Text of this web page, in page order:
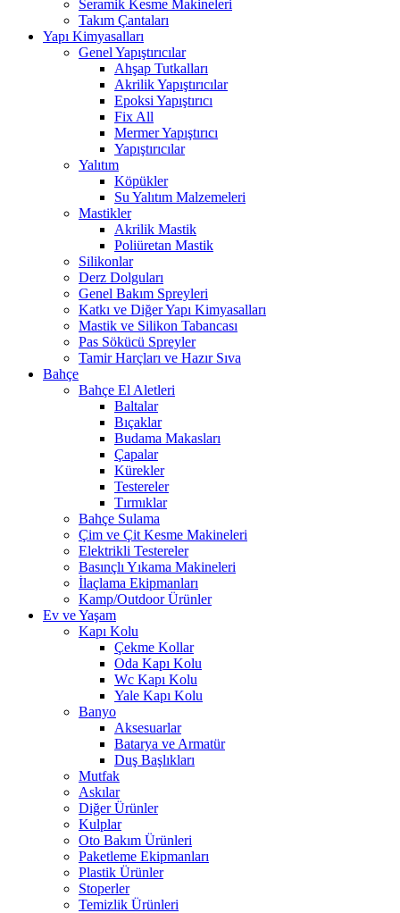
Seramik Kesme Makineleri
Takım Çantaları
Yapı Kimyasalları
Genel Yapıştırıcılar
Ahşap Tutkalları
Akrilik Yapıştırıcılar
Epoksi Yapıştırıcı
Fix All
Mermer Yapıştırıcı
Yapıştırıcılar
Yalıtım
Köpükler
Su Yalıtım Malzemeleri
Mastikler
Akrilik Mastik
Poliüretan Mastik
Silikonlar
Derz Dolguları
Genel Bakım Spreyleri
Katkı ve Diğer Yapı Kimyasalları
Mastik ve Silikon Tabancası
Pas Sökücü Spreyler
Tamir Harçları ve Hazır Sıva
Bahçe
Bahçe El Aletleri
Baltalar
Bıçaklar
Budama Makasları
Çapalar
Kürekler
Testereler
Tırmıklar
Bahçe Sulama
Çim ve Çit Kesme Makineleri
Elektrikli Testereler
Basınçlı Yıkama Makineleri
İlaçlama Ekipmanları
Kamp/Outdoor Ürünler
Ev ve Yaşam
Kapı Kolu
Çekme Kollar
Oda Kapı Kolu
Wc Kapı Kolu
Yale Kapı Kolu
Banyo
Aksesuarlar
Batarya ve Armatür
Duş Başlıkları
Mutfak
Askılar
Diğer Ürünler
Kulplar
Oto Bakım Ürünleri
Paketleme Ekipmanları
Plastik Ürünler
Stoperler
Temizlik Ürünleri